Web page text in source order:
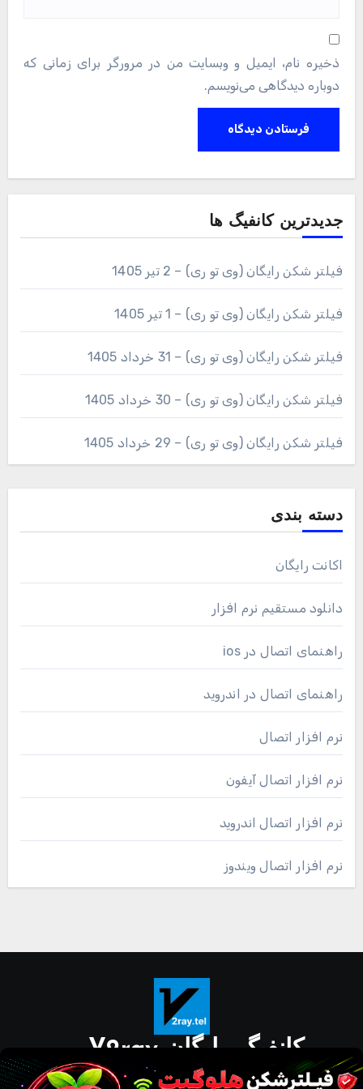
ذخیره نام، ایمیل و وبسایت من در مرورگر برای زمانی که
دوباره دیدگاهی می‌نویسم.
جدیدترین کانفیگ ها
فیلتر شکن رایگان (وی تو ری) – 2 تیر 1405
فیلتر شکن رایگان (وی تو ری) – 1 تیر 1405
فیلتر شکن رایگان (وی تو ری) – 31 خرداد 1405
فیلتر شکن رایگان (وی تو ری) – 30 خرداد 1405
فیلتر شکن رایگان (وی تو ری) – 29 خرداد 1405
دسته بندی
اکانت رایگان
دانلود مستقیم نرم افزار
راهنمای اتصال در ios
راهنمای اتصال در اندروید
نرم افزار اتصال
نرم افزار اتصال آیفون
نرم افزار اتصال اندروید
نرم افزار اتصال ویندوز
کانفیگ رایگان V2ray
دانلود مستقیم نرم افزار برای گوشی و کامپیوتر